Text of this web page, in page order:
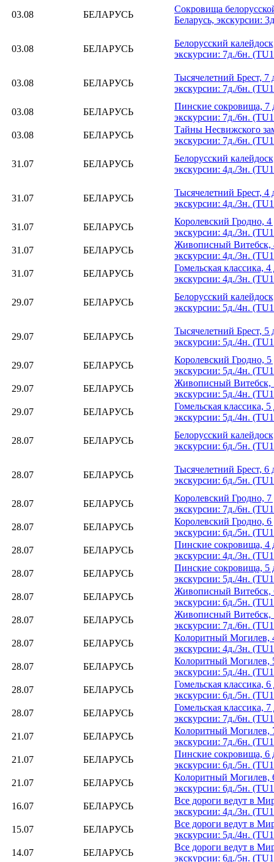
03.08 БЕЛАРУСЬ
Сокровища
Беларусь, экскурсии:
03.08 БЕЛАРУСЬ
Белорусский
экскурсии: 7д./6н.
03.08 БЕЛАРУСЬ
Тысячелетний Брест, 7
экскурсии: 7д./6н.
03.08 БЕЛАРУСЬ
Пинские сокровища, 7
экскурсии: 7д./6н.
03.08
БЕЛАРУСЬ
Тайны Несвижского
экскурсии: 7д./6н.
31.07 БЕЛАРУСЬ
Белорусский
экскурсии: 4д./3н.
31.07 БЕЛАРУСЬ
Тысячелетний Брест, 4
экскурсии: 4д./3н.
31.07 БЕЛАРУСЬ
Королевский Гродно, 4
экскурсии: 4д./3н.
31.07
БЕЛАРУСЬ
Живописный Витебск,
экскурсии: 4д./3н.
31.07
БЕЛАРУСЬ
Гомельская классика,
экскурсии: 4д./3н.
29.07 БЕЛАРУСЬ
Белорусский
экскурсии: 5д./4н.
29.07 БЕЛАРУСЬ
Тысячелетний Брест, 5
экскурсии: 5д./4н.
29.07 БЕЛАРУСЬ
Королевский Гродно, 5
экскурсии: 5д./4н.
29.07
БЕЛАРУСЬ
Живописный Витебск,
экскурсии: 5д./4н.
29.07
БЕЛАРУСЬ
Гомельская классика,
экскурсии: 5д./4н.
28.07 БЕЛАРУСЬ
Белорусский
экскурсии: 6д./5н.
28.07 БЕЛАРУСЬ
Тысячелетний Брест, 6
экскурсии: 6д./5н.
28.07 БЕЛАРУСЬ
Королевский Гродно, 7
экскурсии: 7д./6н.
28.07
БЕЛАРУСЬ
Королевский Гродно, 6
экскурсии: 6д./5н.
28.07
БЕЛАРУСЬ
Пинские сокровища, 4
экскурсии: 4д./3н.
28.07
БЕЛАРУСЬ
Пинские сокровища, 5
экскурсии: 5д./4н.
28.07
БЕЛАРУСЬ
Живописный Витебск,
экскурсии: 6д./5н.
28.07
БЕЛАРУСЬ
Живописный Витебск,
экскурсии: 7д./6н.
28.07
БЕЛАРУСЬ
Колоритный Могилев,
экскурсии: 4д./3н.
28.07
БЕЛАРУСЬ
Колоритный Могилев,
экскурсии: 5д./4н.
28.07
БЕЛАРУСЬ
Гомельская классика,
экскурсии: 6д./5н.
28.07
БЕЛАРУСЬ
Гомельская классика,
экскурсии: 7д./6н.
21.07
БЕЛАРУСЬ
Колоритный Могилев,
экскурсии: 7д./6н.
21.07
БЕЛАРУСЬ
Пинские сокровища, 6
экскурсии: 6д./5н.
21.07
БЕЛАРУСЬ
Колоритный Могилев,
экскурсии: 6д./5н.
16.07
БЕЛАРУСЬ
Все дороги ведут в
экскурсии: 4д./3н.
15.07
БЕЛАРУСЬ
Все дороги ведут в
экскурсии: 5д./4н.
14.07
БЕЛАРУСЬ
Все дороги ведут в
экскурсии: 6д./5н.